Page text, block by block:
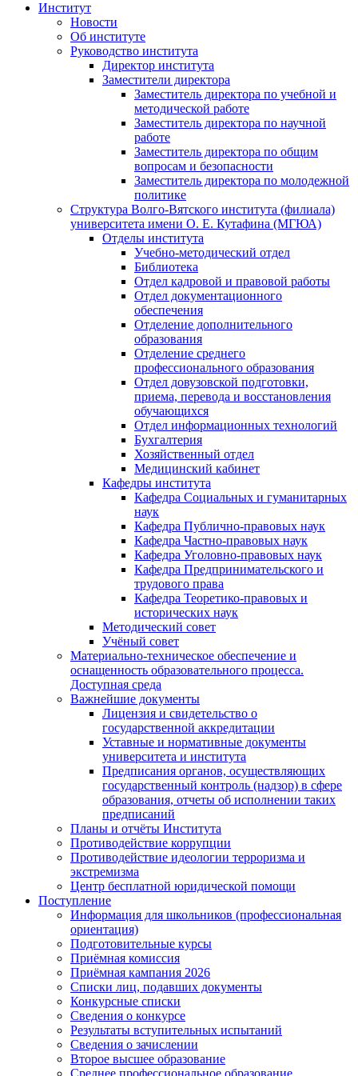
Институт
Новости
Об институте
Руководство института
Директор института
Заместители директора
Заместитель директора по учебной и
методической работе
Заместитель директора по научной
работе
Заместитель директора по общим
вопросам и безопасности
Заместитель директора по молодежной
политике
Структура Волго-Вятского института (филиала)
университета имени О. Е. Кутафина (МГЮА)
Отделы института
Учебно-методический отдел
Библиотека
Отдел кадровой и правовой работы
Отдел документационного
обеспечения
Отделение дополнительного
образования
Отделение среднего
профессионального образования
Отдел довузовской подготовки,
приема, перевода и восстановления
обучающихся
Отдел информационных технологий
Бухгалтерия
Хозяйственный отдел
Медицинский кабинет
Кафедры института
Кафедра Социальных и гуманитарных
наук
Кафедра Публично-правовых наук
Кафедра Частно-правовых наук
Кафедра Уголовно-правовых наук
Кафедра Предпринимательского и
трудового права
Кафедра Теоретико-правовых и
исторических наук
Методический совет
Учёный совет
Материально-техническое обеспечение и
оснащенность образовательного процесса.
Доступная среда
Важнейшие документы
Лицензия и свидетельство о
государственной аккредитации
Уставные и нормативные документы
университета и института
Предписания органов, осуществляющих
государственный контроль (надзор) в сфере
образования, отчеты об исполнении таких
предписаний
Планы и отчёты Института
Противодействие коррупции
Противодействие идеологии терроризма и
экстремизма
Центр бесплатной юридической помощи
Поступление
Информация для школьников (профессиональная
ориентация)
Подготовительные курсы
Приёмная комиссия
Приёмная кампания 2026
Списки лиц, подавших документы
Конкурсные списки
Сведения о конкурсе
Результаты вступительных испытаний
Сведения о зачислении
Второе высшее образование
Среднее профессиональное образование